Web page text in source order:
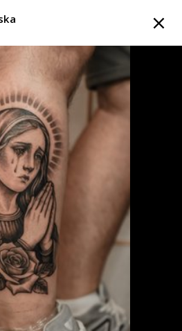
Odrzywolska
Bielsko-Biała
Graficzny / Sketch / Minimalizm
WIADOMOŚĆ
TATTOO LIFE